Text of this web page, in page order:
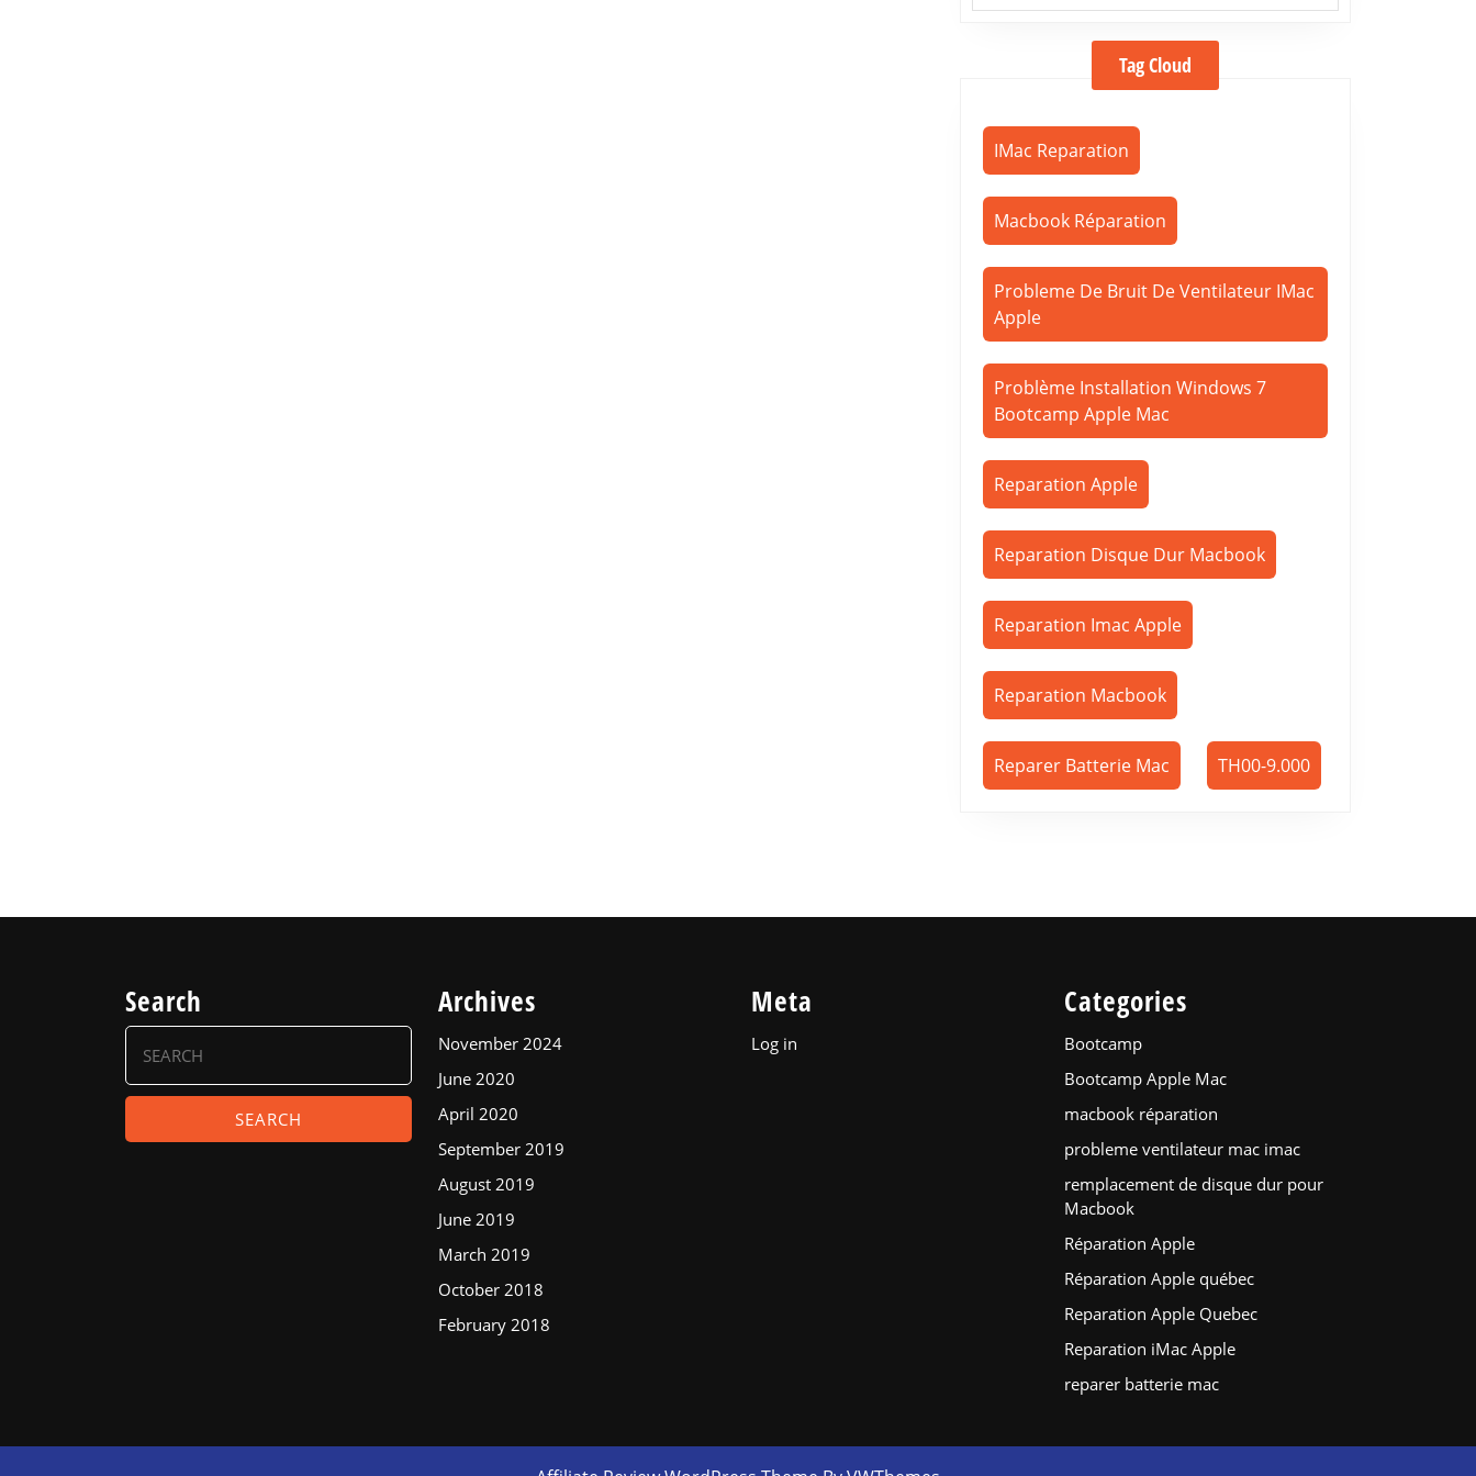
Tag Cloud
IMac Reparation
Macbook Réparation
Probleme De Bruit De Ventilateur IMac
Apple
Problème Installation Windows 7
Bootcamp Apple Mac
Reparation Apple
Reparation Disque Dur Macbook
Reparation Imac Apple
Reparation Macbook
Reparer Batterie Mac TH00-9.000
Search
Search
for:
Archives
November 2024
June 2020
April 2020
September 2019
August 2019
June 2019
March 2019
October 2018
February 2018
Meta
Log in
Categories
Bootcamp
Bootcamp Apple Mac
macbook réparation
probleme ventilateur mac imac
remplacement de disque dur pour
Macbook
Réparation Apple
Réparation Apple québec
Reparation Apple Quebec
Reparation iMac Apple
reparer batterie mac